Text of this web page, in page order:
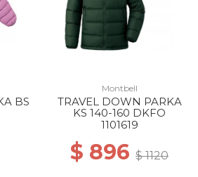
BS
Montbell
TRAVEL DOWN PARKA
KS 140-160 DKFO
1101619
$ 896 $ 1120